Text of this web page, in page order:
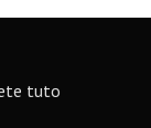
tuto